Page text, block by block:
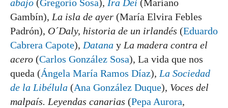
abajo (Gregorio Sosa), Ira Dei (Mariano
Gambín), La isla de ayer (María Elvira Febles
Padrón), O´Daly, historia de un irlandés (Eduardo
Cabrera Capote), Datana y La madera contra el
acero (Carlos González Sosa), La vida que nos
queda (Ángela María Ramos Díaz), La Sociedad
de la Libélula (Ana González Duque), Voces del
malpaís. Leyendas canarias (Pepa Aurora,